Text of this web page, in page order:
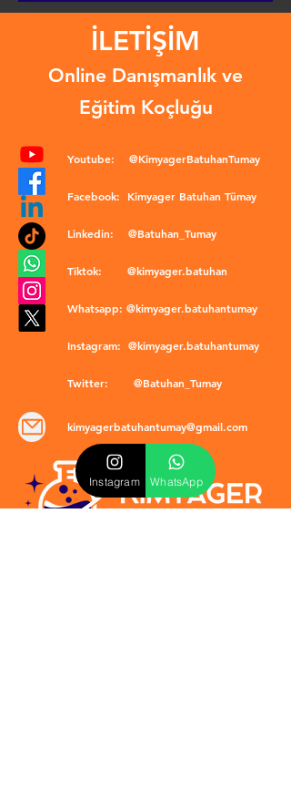
İLETİŞİM
Online Danışmanlık ve
Eğitim Koçluğu
Youtube: @KimyagerBatuhanTumay
Facebook: Kimyager Batuhan Tümay
Linkedin: @Batuhan_Tumay
Tiktok: @kimyager.batuhan
Whatsapp: @kimyager.batuhantumay
Instagram: @kimyager.batuhantumay
Twitter: @Batuhan_Tumay
kimyagerbatuhantumay@gmail.com
Instagram WhatsApp